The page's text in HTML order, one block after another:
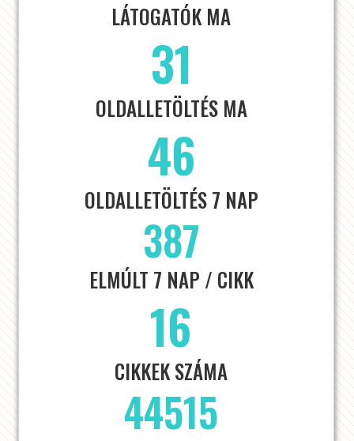
LÁTOGATÓK MA
31
OLDALLETÖLTÉS MA
46
OLDALLETÖLTÉS 7 NAP
387
ELMÚLT 7 NAP / CIKK
16
CIKKEK SZÁMA
44515